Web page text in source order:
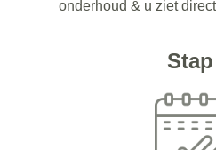
onderhoud & u ziet